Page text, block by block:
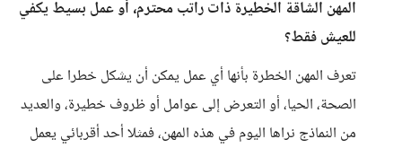
المهن الشاقة الخطيرة ذات راتب محترم، أو عمل بسيط يكفي
للعيش فقط؟
تعرف المهن الخطرة بأنها أي عمل يمكن أن يشكل خطرا على
الصحة، الحيا، أو التعرض إلى عوامل أو ظروف خطيرة، والعديد
من النماذج نراها اليوم في هذه المهن، فمثلا أحد أقربائي يعمل